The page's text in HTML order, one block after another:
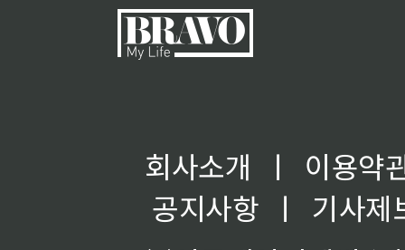
회사소개 ㅣ
이용약
공지사항
ㅣ
기사제